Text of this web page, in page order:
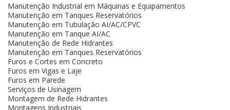
Manutenção Industrial em Máquinas e Equipamentos
Manutenção em Tanques Reservatórios
Manutenção em Tubulação AI/AC/CPVC
Manutenção em Tanque AI/AC
Manutenção de Rede Hidrantes
Manutenção em Tanques Reservatórios
Furos e Cortes em Concreto
Furos em Vigas e Laje
Furos em Parede
Serviços de Usinagem
Montagem de Rede Hidrantes
Montagens Industriais